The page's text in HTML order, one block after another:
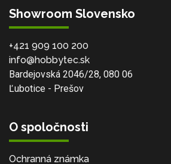
Showroom Slovensko
+421 909 100 200
info@hobbytec.sk
Bardejovská 2046/28, 080 06
Ľubotice - Prešov
O spoločnosti
Ochranná známka